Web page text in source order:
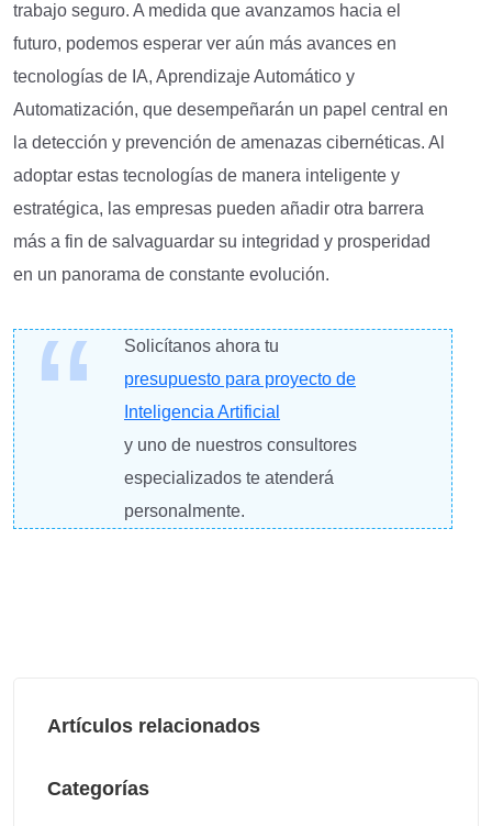
trabajo seguro. A medida que avanzamos hacia el
futuro, podemos esperar ver aún más avances en
tecnologías de IA, Aprendizaje Automático y
Automatización, que desempeñarán un papel central en
la detección y prevención de amenazas cibernéticas. Al
adoptar estas tecnologías de manera inteligente y
estratégica, las empresas pueden añadir otra barrera
más a fin de salvaguardar su integridad y prosperidad
en un panorama de constante evolución.
Solicítanos ahora tu
presupuesto para proyecto de
Inteligencia Artificial
y uno de nuestros consultores
especializados te atenderá
personalmente.
Artículos relacionados
Categorías